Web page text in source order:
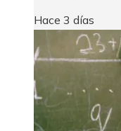
Hace 3 días